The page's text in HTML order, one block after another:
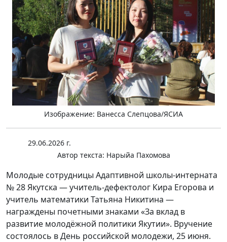
Изображение: Ванесса Слепцова/ЯСИА
29.06.2026 г.
Автор текста: Нарыйа Пахомова
Молодые сотрудницы Адаптивной школы-интерната
№ 28 Якутска — учитель-дефектолог Кира Егорова и
учитель математики Татьяна Никитина —
награждены почетными знаками «За вклад в
развитие молодёжной политики Якутии». Вручение
состоялось в День российской молодежи, 25 июня.